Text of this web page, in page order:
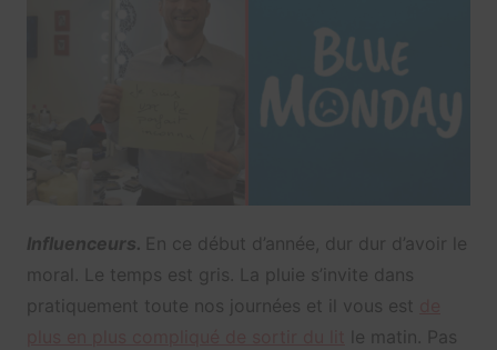
Influenceurs. En ce début d’année, dur dur d’avoir le
moral. Le temps est gris. La pluie s’invite dans
pratiquement toute nos journées et il vous est
le matin. Pas